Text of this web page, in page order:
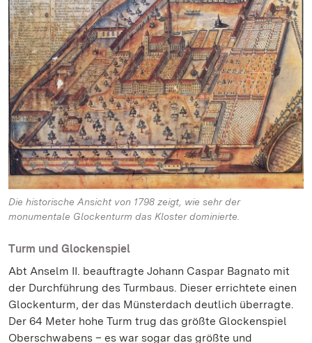
Die historische Ansicht von 1798 zeigt, wie sehr der
monumentale Glockenturm das Kloster dominierte.
Turm und Glockenspiel
Abt Anselm II. beauftragte Johann Caspar Bagnato mit
der Durchführung des Turmbaus. Dieser errichtete einen
Glockenturm, der das Münsterdach deutlich überragte.
Der 64 Meter hohe Turm trug das größte Glockenspiel
Oberschwabens – es war sogar das größte und